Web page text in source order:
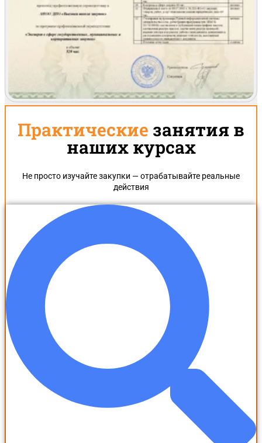
Практические занятия в
наших курсах
Не просто изучайте закупки — отрабатывайте реальные
действия